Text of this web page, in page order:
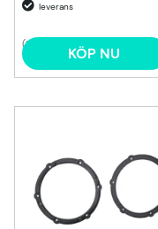
(1) KÖP NU